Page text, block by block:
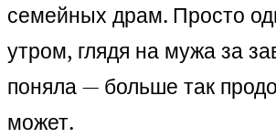
семейных драм. Просто
утром, глядя на мужа за
поняла — больше так
может.